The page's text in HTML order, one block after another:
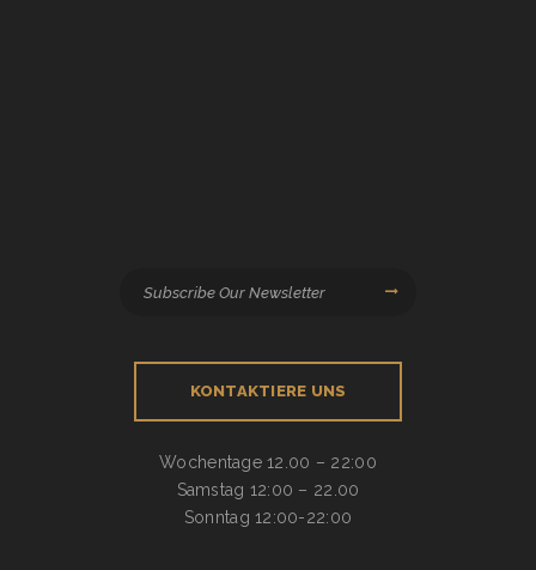
KONTAKTIERE UNS
Wochentage12.00 – 22:00
Samstag 12:00 – 22.00
Sonntag12:00-22:00